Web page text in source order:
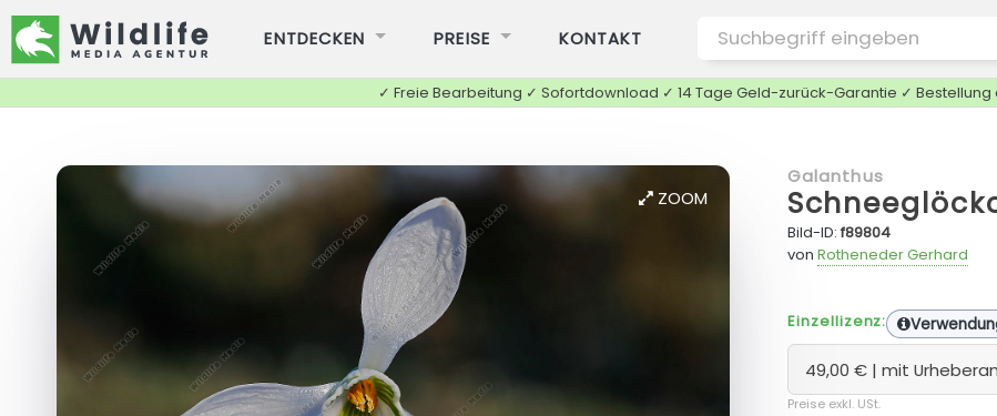
ENTDECKEN PREISE KONTAKT
✓ Freie Bearbeitung ✓ Sofortdownload ✓ 14 Tage Geld-zurück-Garantie ✓ Bestellung
ZOOM
Galanthus
Bild-ID:f89804
von Rotheneder Gerhard
Einzellizenz:
Preise exkl. USt.